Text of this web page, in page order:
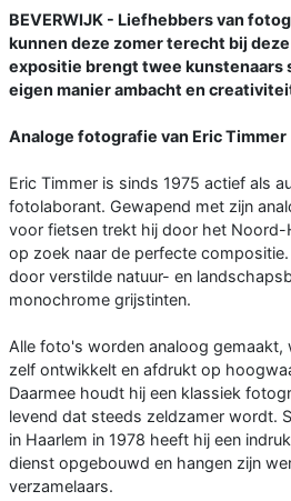
BEVERWIJK - Liefhebbers van
kunnen deze zomer terecht bij
expositie brengt twee kunstenaars
eigen manier ambacht en
Analoge fotografie van Eric Timmer
Eric Timmer is sinds 1975 actief als
fotolaborant. Gewapend met zijn
voor fietsen trekt hij door het Noord-
op zoek naar de perfecte
door verstilde natuur- en
monochrome grijstinten.
Alle foto's worden analoog gemaakt,
zelf ontwikkelt en afdrukt op
Daarmee houdt hij een klassiek
levend dat steeds zeldzamer wordt.
in Haarlem in 1978 heeft hij een
dienst opgebouwd en hangen zijn
verzamelaars.